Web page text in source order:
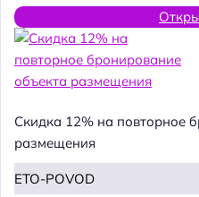
Скидка 12% на повторное
размещения
ETO-POVOD